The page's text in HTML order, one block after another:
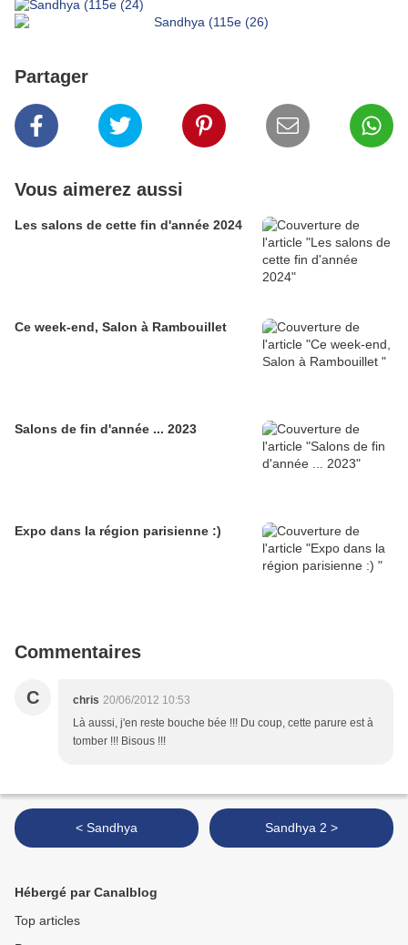
Partager
Vous aimerez aussi
Les salons de cette fin d'année 2024
Ce week-end, Salon à Rambouillet
Salons de fin d'année ... 2023
Expo dans la région parisienne :)
Commentaires
C chris 20/06/2012 10:53
Là aussi, j'en reste bouche bée !!! Du coup, cette parure est à
tomber !!! Bisous !!!
< Sandhya Sandhya 2 >
Hébergé par Canalblog
Top articles